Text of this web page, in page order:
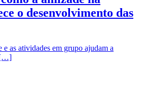
o desenvolvimento das
as atividades em grupo ajudam a
[…]